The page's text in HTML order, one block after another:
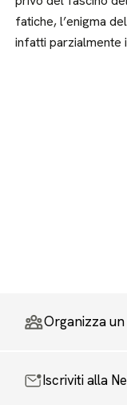
fatiche, l’enigma
infatti parzialmente
Organizza
Iscriviti alla